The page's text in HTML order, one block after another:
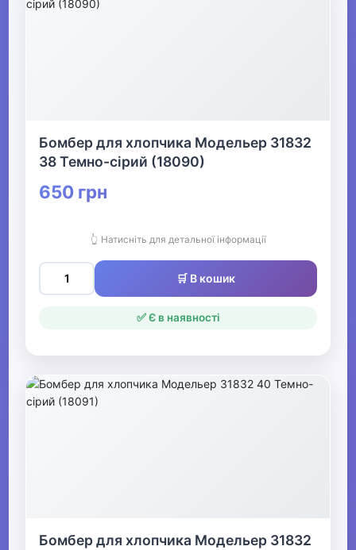
▶
Взуття
Все для пляжу
Офіс, школа, книги
Бомбер для хлопчика Модельер 31832
38 Темно-сірий (18090)
650 грн
👆 Натисніть для детальної інформації
🛒 В кошик
✅ Є в наявності
Бомбер для хлопчика Модельер 31832